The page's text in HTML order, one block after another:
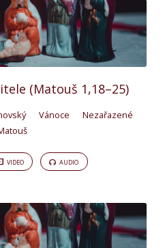
(Matouš 1,18–25)
Vánoce
Nezařazené
VIDEO AUDIO